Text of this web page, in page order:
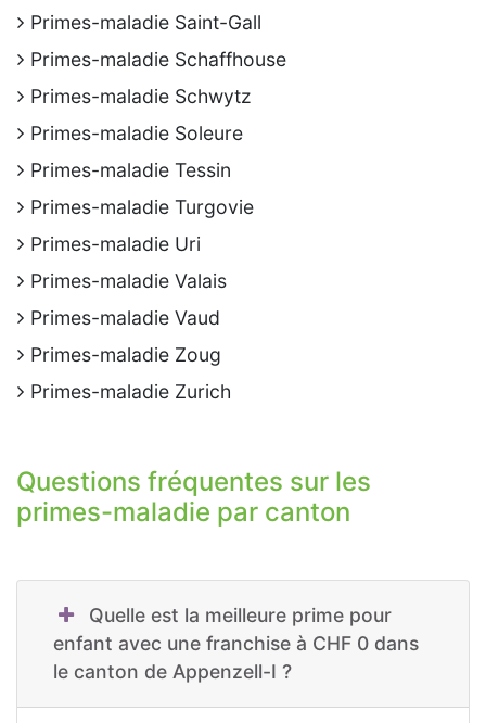
Primes-maladie Saint-Gall
Primes-maladie Schaffhouse
Primes-maladie Schwytz
Primes-maladie Soleure
Primes-maladie Tessin
Primes-maladie Turgovie
Primes-maladie Uri
Primes-maladie Valais
Primes-maladie Vaud
Primes-maladie Zoug
Primes-maladie Zurich
Questions fréquentes sur les
primes-maladie par canton
Quelle est la meilleure prime pour
enfant avec une franchise à CHF 0 dans
le canton de Appenzell-I ?